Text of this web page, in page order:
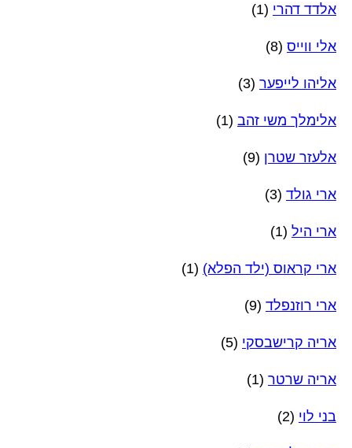
אלדד דהרי (1)
אלי ווייס (8)
אליהו לייפער (3)
אלימלך משי זהב (1)
אלעזר שטרן (9)
ארי גולד (3)
ארי היל (1)
ארי קראוס (ילד הפלא) (1)
ארי רוזנפלד (9)
אריה קרישבסקי (5)
אריה שרטר (1)
בני לוי (2)